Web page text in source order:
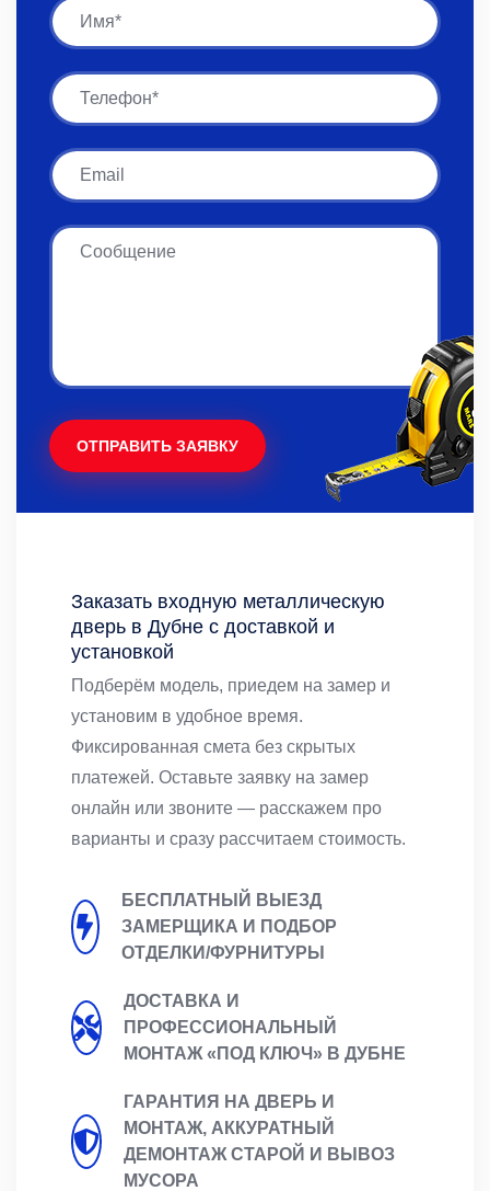
Заказать входную металлическую
дверь в Дубне с доставкой и
установкой
Подберём модель, приедем на замер и
установим в удобное время.
Фиксированная смета без скрытых
платежей. Оставьте заявку на замер
онлайн или звоните — расскажем про
варианты и сразу рассчитаем стоимость.
БЕСПЛАТНЫЙ ВЫЕЗД
ЗАМЕРЩИКА И ПОДБОР
ОТДЕЛКИ/ФУРНИТУРЫ
ДОСТАВКА И
ПРОФЕССИОНАЛЬНЫЙ
МОНТАЖ «ПОД КЛЮЧ» В ДУБНЕ
ГАРАНТИЯ НА ДВЕРЬ И
МОНТАЖ, АККУРАТНЫЙ
ДЕМОНТАЖ СТАРОЙ И ВЫВОЗ
МУСОРА
Имя
Имя
Email
Сообщение
ОТПРАВИТЬ ЗАЯВКУ